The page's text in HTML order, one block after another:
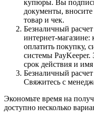
купюры. Вы
документы,
товар и чек.
Безналичный
интернет-
оплатить покупку,
системы PayKeeper.
срок действия и
Безналичный
Свяжитесь с
Экономьте время на
доступно несколько